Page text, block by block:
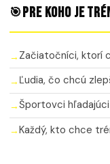
🎯Pre koho je
Začiatočníci, ktorí
Ľudia, čo chcú
Športovci
Každý, kto chce